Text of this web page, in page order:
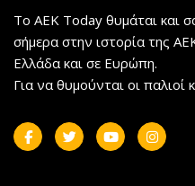
Το AEK Today θυμάται και
σήμερα στην ιστορία της
Ελλάδα και σε Ευρώπη.
Για να θυμούνται οι παλιοί